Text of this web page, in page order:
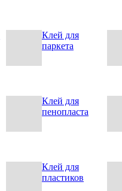
Клей для
паркета
Клей для
пенопласта
Клей для
пластиков